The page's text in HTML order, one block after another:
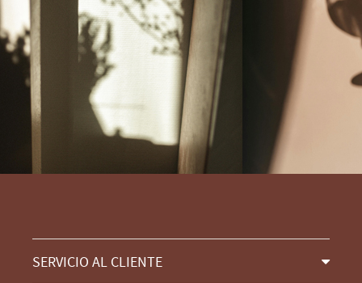
SERVICIO AL CLIENTE